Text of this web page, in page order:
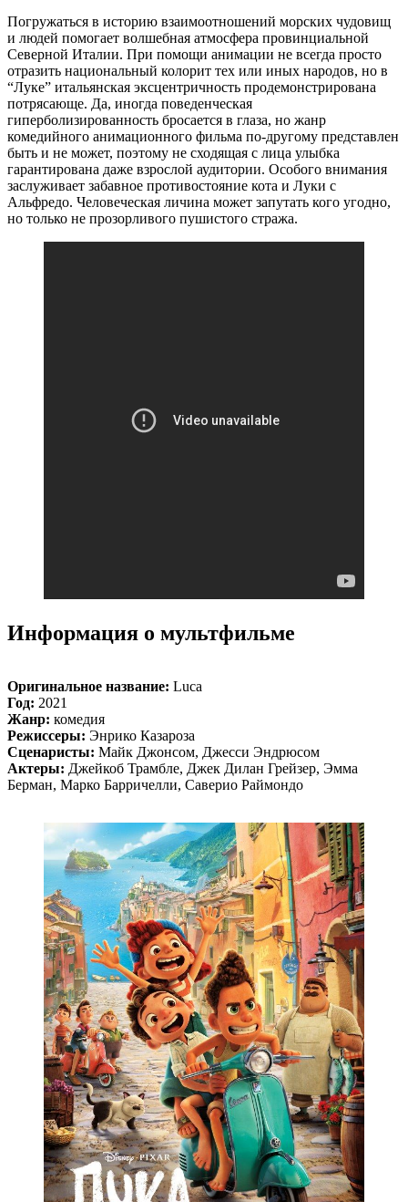
Погружаться в историю взаимоотношений морских чудовищ
и людей помогает волшебная атмосфера провинциальной
Северной Италии. При помощи анимации не всегда просто
отразить национальный колорит тех или иных народов, но в
“Луке” итальянская эксцентричность продемонстрирована
потрясающе. Да, иногда поведенческая
гиперболизированность бросается в глаза, но жанр
комедийного анимационного фильма по-другому представлен
быть и не может, поэтому не сходящая с лица улыбка
гарантирована даже взрослой аудитории. Особого внимания
заслуживает забавное противостояние кота и Луки с
Альфредо. Человеческая личина может запутать кого угодно,
но только не прозорливого пушистого стража.
Информация о мультфильме
Оригинальное название: Luca
Год: 2021
Жанр: комедия
Режиссеры: Энрико Казароза
Сценаристы: Майк Джонсом, Джесси Эндрюсом
Актеры: Джейкоб Трамбле, Джек Дилан Грейзер, Эмма
Берман, Марко Барричелли, Саверио Раймондо